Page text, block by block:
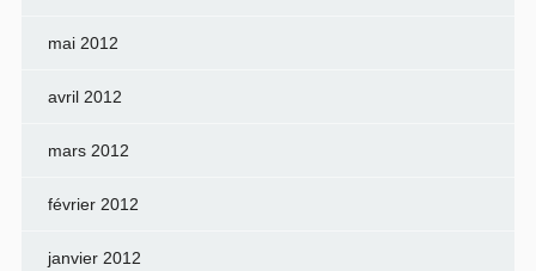
mai 2012
avril 2012
mars 2012
février 2012
janvier 2012